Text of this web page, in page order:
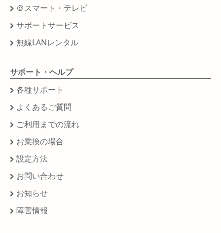
＠スマート・テレビ
サポートサービス
無線LANレンタル
サポート・ヘルプ
各種サポート
よくあるご質問
ご利用までの流れ
お乗換の場合
設定方法
お問い合わせ
お知らせ
障害情報